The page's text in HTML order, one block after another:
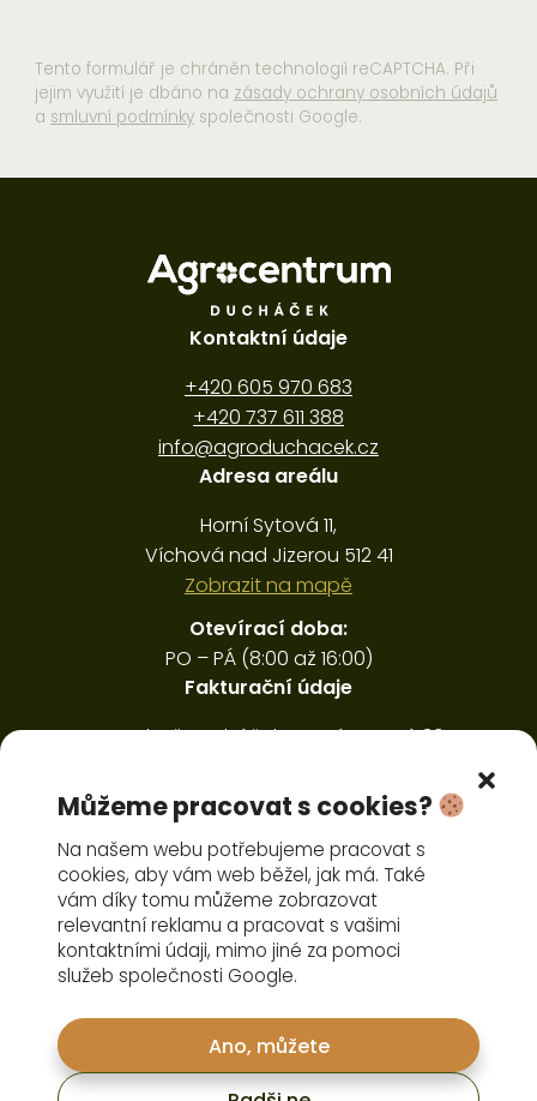
Můžeme pracovat s cookies?
Na našem webu potřebujeme pracovat s
cookies, aby vám web běžel, jak má. Také
vám díky tomu můžeme zobrazovat
relevantní reklamu a pracovat s vašimi
kontaktními údaji, mimo jiné za pomoci
služeb společnosti Google.
Ano, můžete
Tento formulář je chráněn technologií reCAPTCHA. Při
jejim využití je dbáno na zásady ochrany osobních údajů
a smluvní podmínkyspolečnosti Google.
Kontaktní údaje
+420 605 970 683
+420 737 611 388
info@agroduchacek.cz
Adresa areálu
Horní Sytová 11,
Víchová nad Jizerou 512 41
Zobrazit na mapě
Otevírací doba:
PO – PÁ (8:00 až 16:00)
Fakturační údaje
Ing. Luboš Ducháček, Horná Sytová 30,
IČ: 45594406, DIČ: CZ6410291151
Pořízení čelního nakladače
Nové stroje
Agrobazar
Náhradní díly a servis